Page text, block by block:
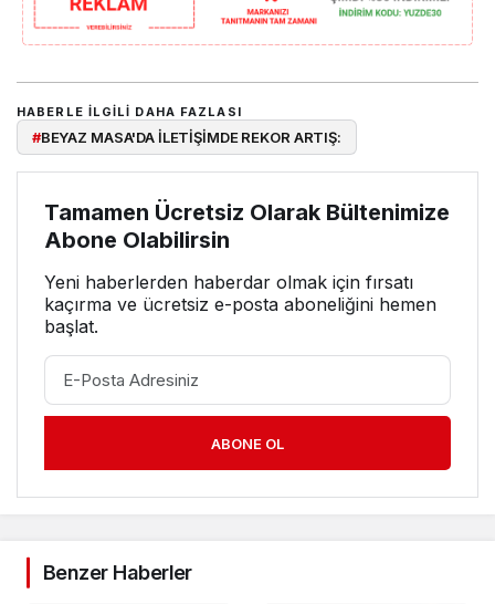
HABERLE ILGILI DAHA FAZLASI
#BEYAZ MASA'DA İLETİŞİMDE REKOR ARTIŞ:
Tamamen Ücretsiz Olarak Bültenimize
Abone Olabilirsin
Yeni haberlerden haberdar olmak için fırsatı
kaçırma ve ücretsiz e-posta aboneliğini hemen
başlat.
ABONE OL
Benzer Haberler